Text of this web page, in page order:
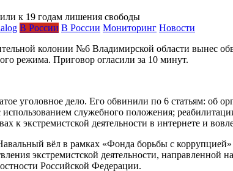
В России В России Мониторинг Новости
колонии №6 Владимирской области вынес
режима. Приговор огласили за 10 минут.
уголовное дело. Его обвинили по 6 статьям: об
использованием служебного положения;
к экстремистской деятельности в интернете и
вёл в рамках «Фонда борьбы с
экстремистской деятельности,
Российской Федерации.